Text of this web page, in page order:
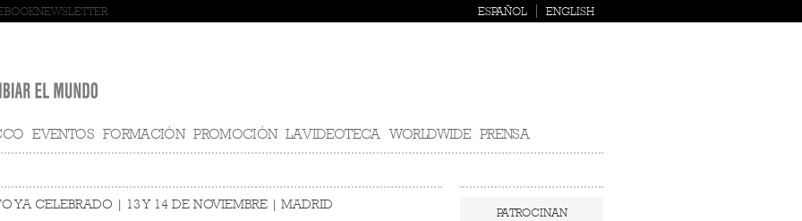
NEWSLETTER ESPAÑOL ENGLISH
EVENTOS FORMACIÓN PROMOCIÓN LA VIDEOTECA WORLDWIDE PRENSA
YA CELEBRADO | 13 Y 14 DE NOVIEMBRE | MADRID
PATROCINAN